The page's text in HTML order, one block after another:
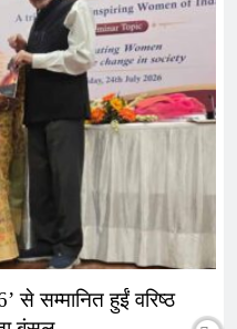
सम्मानित हुईं वरिष्ठ